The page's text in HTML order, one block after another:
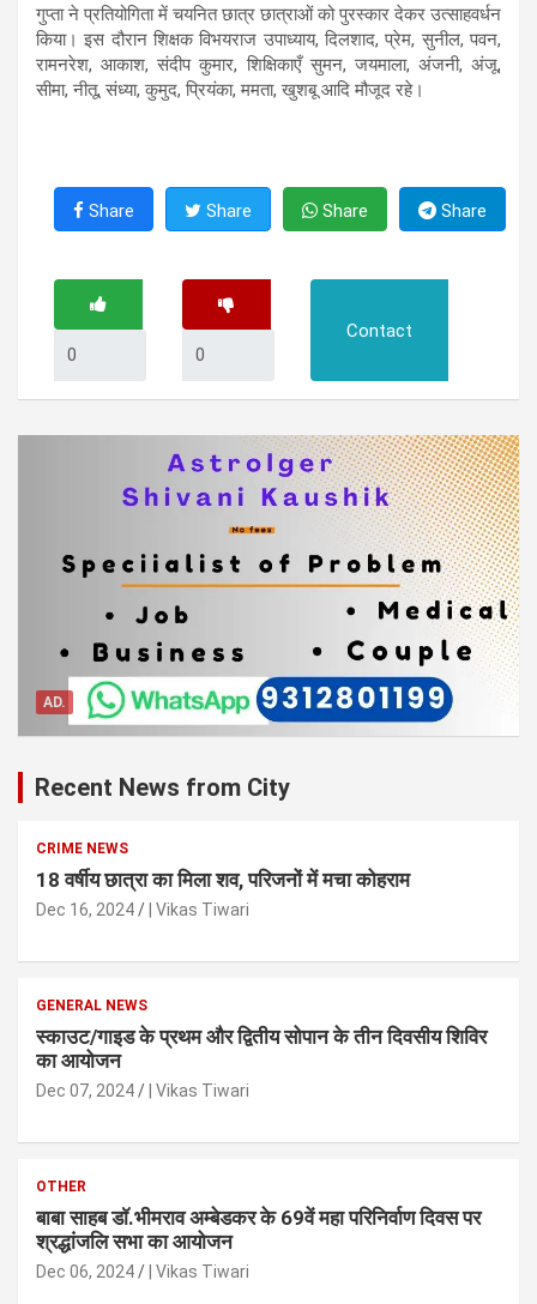
गुप्ता ने प्रतियोगिता में चयनित छात्र छात्राओं को पुरस्कार देकर उत्साहवर्धन
किया। इस दौरान शिक्षक विभयराज उपाध्याय, दिलशाद, प्रेम, सुनील, पवन,
रामनरेश, आकाश, संदीप कुमार, शिक्षिकाएँ सुमन, जयमाला, अंजनी, अंजू,
सीमा, नीतू, संध्या, कुमुद, प्रियंका, ममता, खुशबू आदि मौजूद रहे।
Share Share Share Share
Contact
AD.
Recent News from City
CRIME NEWS
18 वर्षीय छात्रा का मिला शव, परिजनों में मचा कोहराम
Dec 16, 2024 | Vikas Tiwari
GENERAL NEWS
स्काउट/गाइड के प्रथम और द्वितीय सोपान के तीन दिवसीय शिविर
का आयोजन
Dec 07, 2024 | Vikas Tiwari
OTHER
बाबा साहब डाॅ.भीमराव अम्बेडकर के 69वें महा परिनिर्वाण दिवस पर
श्रद्धांजलि सभा का आयोजन
Dec 06, 2024 | Vikas Tiwari